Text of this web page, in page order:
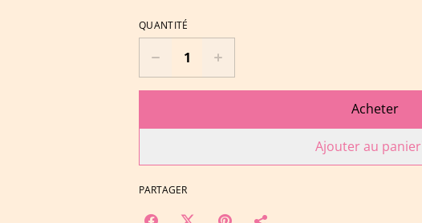
QUANTITÉ
Acheter
Ajouter au panier
PARTAGER